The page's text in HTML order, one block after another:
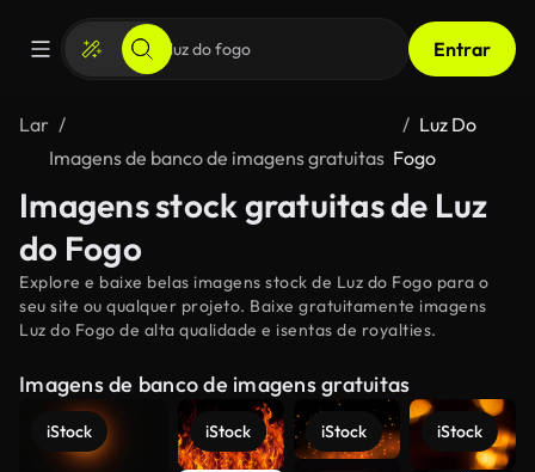
Entrar
Lar
Imagens de banco de imagens gratuitas
Luz Do
Fogo
Imagens stock gratuitas de Luz
do Fogo
Explore e baixe belas imagens stock de Luz do Fogo para o
seu site ou qualquer projeto. Baixe gratuitamente imagens
Luz do Fogo de alta qualidade e isentas de royalties.
Imagens de banco de imagens gratuitas
iStock iStock iStock iStock